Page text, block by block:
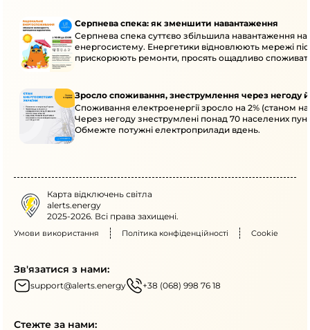
Серпнева спека: як зменшити навантаження
Серпнева спека суттєво збільшила навантаження на
енергосистему. Енергетики відновлюють мережі
прискорюють ремонти, просять ощадливо
Зросло споживання, знеструмлення через негоду
Споживання електроенергії зросло на 2% (станом на
Через негоду знеструмлені понад 70 населених
Обмежте потужні електроприлади вдень.
Карта відключень світла
alerts.energy
2025-2026. Всі права захищені.
Умови використання Політика конфіденційності Cookie
Зв'язатися з нами:
support@alerts.energy +38 (068) 998 76 18
Стежте за нами: